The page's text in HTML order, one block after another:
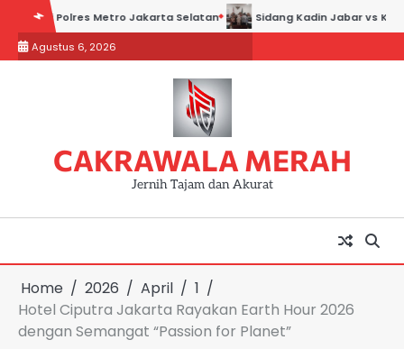
content
Metro Jakarta Selatan Sidang Kadin Jabar vs Kadin
Agustus 6, 2026
CAKRAWALA MERAH
Jernih Tajam dan Akurat
Home 2026 April
1
Hotel Ciputra Jakarta Rayakan Earth Hour 2026
dengan Semangat “Passion for Planet”